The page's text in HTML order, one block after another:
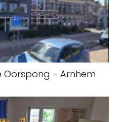
Oorspong - Arnhem